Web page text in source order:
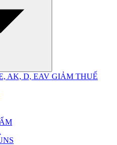
AK, D, EAV GIẢM THUẾ